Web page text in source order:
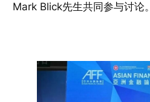
Mark Blick先生共同参与讨论。